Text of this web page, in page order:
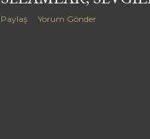
Paylaş Yorum Gönder